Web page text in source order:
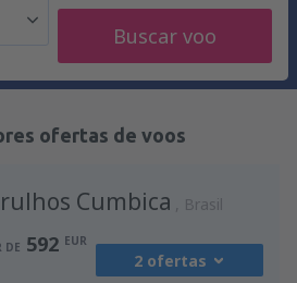
Buscar voo
ofertas de voos
Cumbica Brasil
DE 592 EUR
2 ofertas